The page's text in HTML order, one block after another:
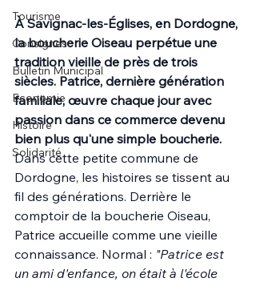
Tourisme
Consignes
Bulletin Municipal
Economie
Histoire
Solidarité
À Savignac-les-Églises, en Dordogne,
la boucherie Oiseau perpétue une
tradition vieille de près de trois
siècles. Patrice, dernière génération
familiale, œuvre chaque jour avec
passion dans ce commerce devenu
bien plus qu'une simple boucherie.
Dans cette petite commune de
Dordogne, les histoires se tissent au
fil des générations. Derrière le
comptoir de la boucherie Oiseau,
Patrice accueille comme une vieille
connaissance. Normal : "Patrice est
un ami d'enfance, on était à l'école